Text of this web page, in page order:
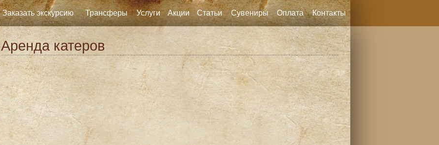
Заказать экскурсию Трансферы Услуги Акции Статьи Сувениры Оплата Контакты
Аренда катеров